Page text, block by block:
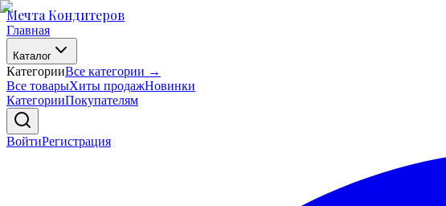
Мечта Кондитеров
Главная
Каталог
КатегорииВсе категории →
Все товарыХиты продажНовинки
КатегорииПокупателям
ВойтиРегистрация